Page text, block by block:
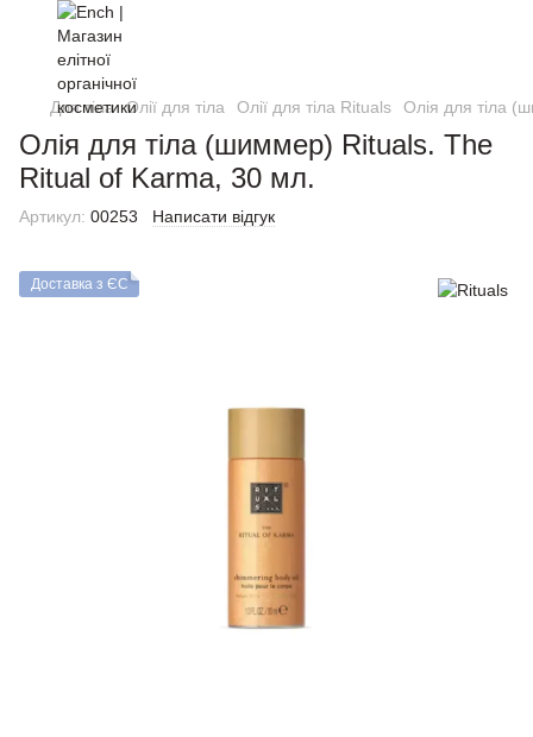
Для тіла Олії для тіла Олії для тіла Rituals Олія для тіла
Олія для тіла (шиммер) Rituals. The
Ritual of Karma, 30 мл.
Артикул: 00253 Написати відгук
Доставка з ЄС